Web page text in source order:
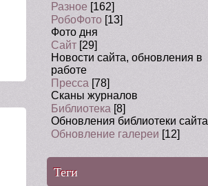
Разное [162]
РобоФото [13]
Фото дня
Сайт [29]
Новости сайта, обновления в
работе
Пресса [78]
Сканы журналов
Библиотека [8]
Обновления библиотеки сайта
Обновление галереи [12]
Теги